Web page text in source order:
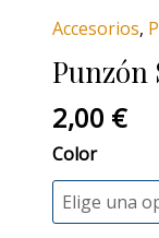
Accesorios,
Punzón
2,00 €
Color
Shisha
Normal
cantidad